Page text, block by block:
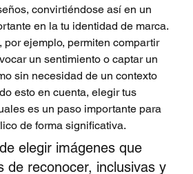
convirtiéndose así en un
en la tu identidad de marca.
por ejemplo, permiten compartir
un sentimiento o captar un
sin necesidad de un contexto
esto en cuenta, elegir tus
es un paso importante para
de forma significativa.
elegir imágenes que
de reconocer, inclusivas y